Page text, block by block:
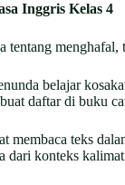
Inggris Kelas 4
menghafal,
belajar
daftar di buku
membaca teks
dari konteks